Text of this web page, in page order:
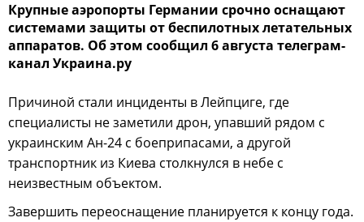
Крупные аэропорты Германии срочно оснащают
системами защиты от беспилотных летательных
аппаратов. Об этом сообщил 6 августа телеграм-
канал Украина.ру
Причиной стали инциденты в Лейпциге, где
специалисты не заметили дрон, упавший рядом с
украинским Ан-24 с боеприпасами, а другой
транспортник из Киева столкнулся в небе с
неизвестным объектом.
Завершить переоснащение планируется к концу года.